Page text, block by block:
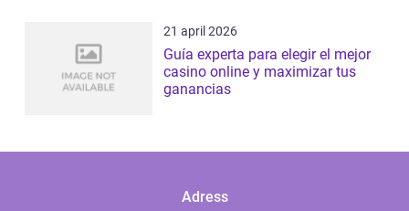
21 april 2026
Guía experta para elegir el mejor
casino online y maximizar tus
ganancias
Adress